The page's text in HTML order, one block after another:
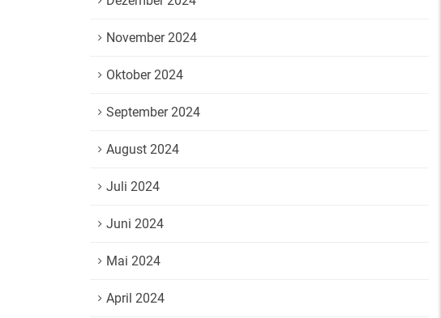
November 2024
Oktober 2024
September 2024
August 2024
Juli 2024
Juni 2024
Mai 2024
April 2024